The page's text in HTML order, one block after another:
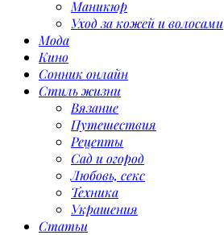
Маникюр
Уход за кожей и волосами
Мода
Кино
Сонник онлайн
Стиль жизни
Вязание
Путешествия
Рецепты
Сад и огород
Любовь, секс
Техника
Украшения
Статьи